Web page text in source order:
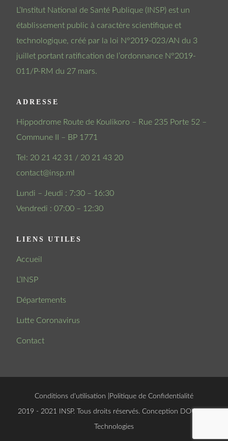
L’Institut National de Santé Publique (INSP) est un
établissement public à caractère scientifique et
technologique, créé par la loi N°2019-023/AN du 3
juillet portant ratification de l’ordonnance N°2019-
011/P-RM du 27 mars.
ADRESSE
Hippodrome Route de Koulikoro – Rue 235 Porte 52 –
Commune II – BP 1771
Tel: 20 21 42 31 / 20 21 43 20
contact@insp.ml
Lundi – Jeudi : 7:30 – 16:30
Vendredi : 07:00 – 12:30
LIENS UTILES
Accueil
L’INSP
Départements
Lutte Coronavirus
Contact
Conditions d'utilisation Politique de Confidentialité
© 2019 - 2021 INSP. Tous droits réservés. Conception DOUCSOFT
Technologies